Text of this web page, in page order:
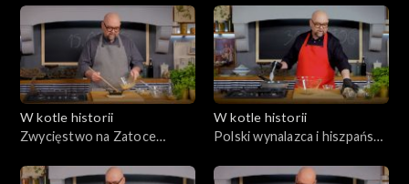
hadziackiej
W kotle historii
Zwycięstwo na Zatoce
krzyżackiego Królewca
W kotle historii
Polski wynalazca i hiszpańska
XIII